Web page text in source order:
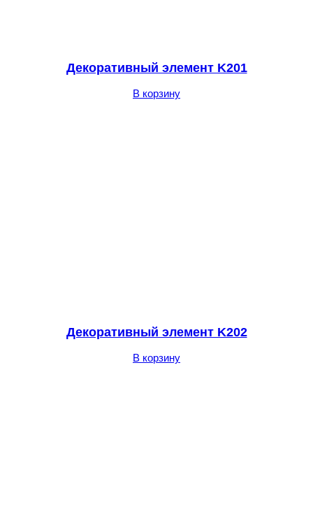
Декоративный элемент K201
В корзину
Декоративный элемент K202
В корзину